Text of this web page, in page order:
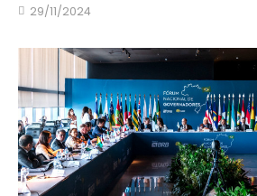
29/11/2024